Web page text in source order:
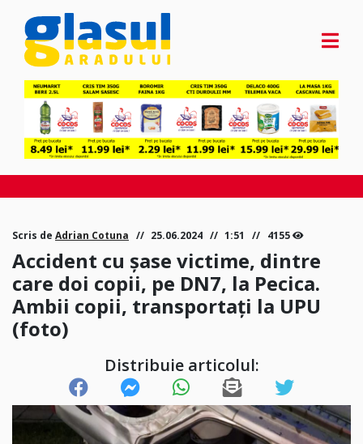
Scris de Adrian Cotuna 25.06.2024 1:51 4155
Accident cu șase victime, dintre
care doi copii, pe DN7, la Pecica.
Ambii copii, transportați la UPU
(foto)
Distribuie articolul: